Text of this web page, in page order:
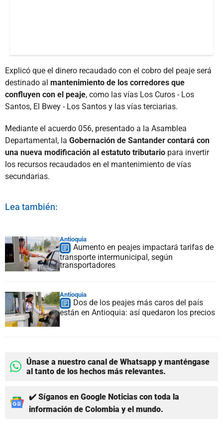
Explicó que el dinero recaudado con el cobro del peaje será
destinado al mantenimiento de los corredores que
confluyen con el peaje, como las vías Los Curos - Los
Santos, El Bwey - Los Santos y las vías terciarias.
Mediante el acuerdo 056, presentado a la Asamblea
Departamental, la Gobernación de Santander contará con
una nueva modificación al estatuto tributario para invertir
los recursos recaudados en el mantenimiento de vías
secundarias.
Lea también:
Antioquia
Aumento en peajes impactará tarifas de
transporte intermunicipal, según
transportadores
Antioquia
Dos de los peajes más caros del país
están en Antioquia: así quedaron los precios
Únase a nuestro canal de Whatsapp y manténgase
al tanto de los hechos más relevantes.
✔️ Síganos en Google Noticias con toda la
información de Colombia y el mundo.